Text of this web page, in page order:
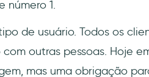
número 1.
de usuário. Todos os
outras pessoas. Hoje
mas uma obrigação